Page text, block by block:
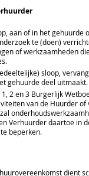
aan of in het
te (doen)
of werkzaamheden
sloop,
gehuurde deel uitmaakt.
2 en 3 Burgerlijk
van de Huurder
Verhuurder daartoe in
beperken.
dient